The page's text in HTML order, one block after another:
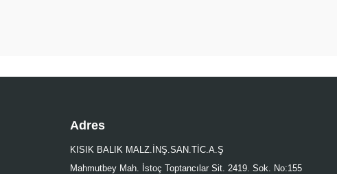
Adres
KISIK BALIK MALZ.İNŞ.SAN.TİC.A.Ş
Mahmutbey Mah. İstoç Toptancılar Sit. 2419. Sok. No:155